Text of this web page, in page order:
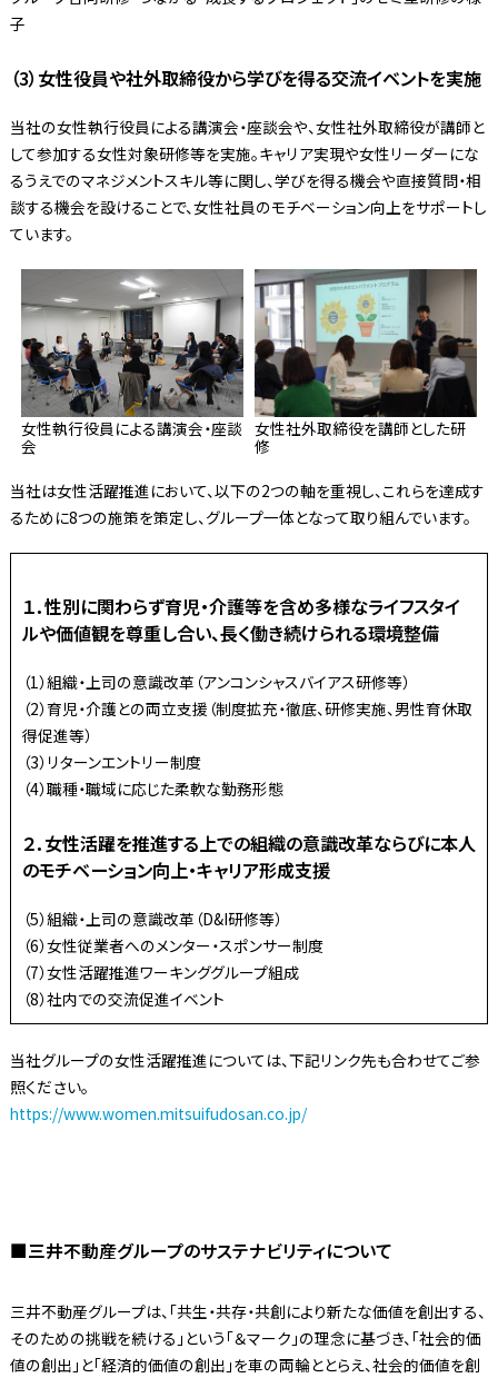
子
（3）女性役員や社外取締役から学びを得る交流イベントを実施
当社の女性執行役員による講演会・座談会や、女性社外取締役が講師と
して参加する女性対象研修等を実施。キャリア実現や女性リーダーにな
るうえでのマネジメントスキル等に関し、学びを得る機会や直接質問・相
談する機会を設けることで、女性社員のモチベーション向上をサポートし
ています。
女性執行役員による講演会・座談
会
女性社外取締役を講師とした研
修
当社は女性活躍推進において、以下の2つの軸を重視し、これらを達成す
るために8つの施策を策定し、グループ一体となって取り組んでいます。
１．性別に関わらず育児・介護等を含め多様なライフスタイ
ルや価値観を尊重し合い、長く働き続けられる環境整備
（1）組織・上司の意識改革（アンコンシャスバイアス研修等）
（2）育児・介護との両立支援（制度拡充・徹底、研修実施、男性育休取
得促進等）
（3）リターンエントリー制度
（4）職種・職域に応じた柔軟な勤務形態
２．女性活躍を推進する上での組織の意識改革ならびに本人
のモチベーション向上・キャリア形成支援
（5）組織・上司の意識改革（D&I研修等）
（6）女性従業者へのメンター・スポンサー制度
（7）女性活躍推進ワーキンググループ組成
（8）社内での交流促進イベント
当社グループの女性活躍推進については、下記リンク先も合わせてご参
照ください。
https://www.women.mitsuifudosan.co.jp/
■三井不動産グループのサステナビリティについて
三井不動産グループは、「共生・共存・共創により新たな価値を創出する、
そのための挑戦を続ける」という「＆マーク」の理念に基づき、「社会的価
値の創出」と「経済的価値の創出」を車の両輪ととらえ、社会的価値を創